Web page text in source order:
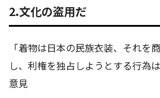
2.文化の盗用だ
「着物は日本の民族衣装、それを
し、利権を独占しようとする行為
意見